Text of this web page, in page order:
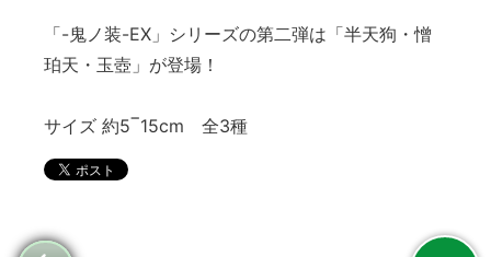
「-鬼ノ装-EX」シリーズの第二弾は「半天狗・憎
珀天・玉壺」が登場！
サイズ 約5‾15cm 全3種